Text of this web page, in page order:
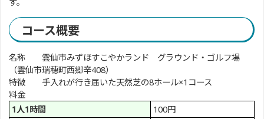
コース概要
名称 雲仙市みずほすこやかランド グラウンド・ゴルフ場
（雲仙市瑞穂町西郷辛408）
特徴 手入れが行き届いた天然芝の8ホール×1コース
料金
1人1時間
100円